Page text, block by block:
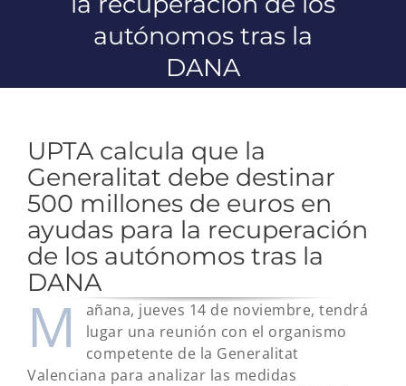
autónomos tras la
DANA
UPTA calcula que la
Generalitat debe destinar
500 millones de euros en
ayudas para la recuperación
de los autónomos tras la
DANA
M
añana, jueves 14 de noviembre, tendrá
lugar una reunión con el organismo
competente de la Generalitat
Valenciana para analizar las medidas